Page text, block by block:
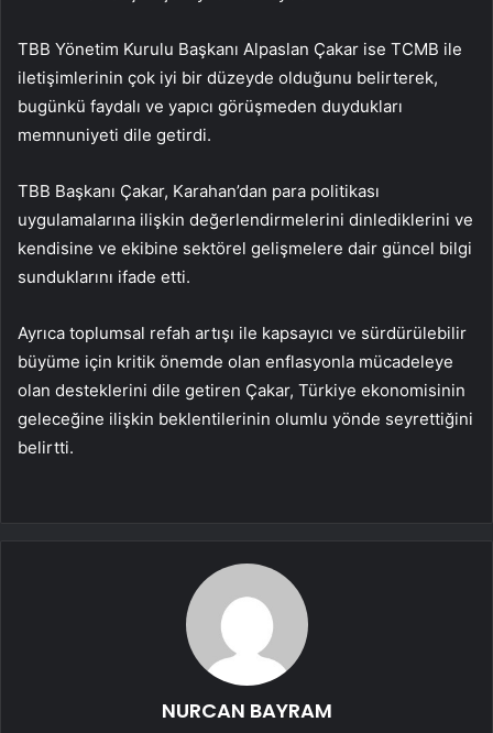
TBB Yönetim Kurulu Başkanı Alpaslan Çakar ise TCMB ile
iletişimlerinin çok iyi bir düzeyde olduğunu belirterek,
bugünkü faydalı ve yapıcı görüşmeden duydukları
memnuniyeti dile getirdi.
TBB Başkanı Çakar, Karahan’dan para politikası
uygulamalarına ilişkin değerlendirmelerini dinlediklerini ve
kendisine ve ekibine sektörel gelişmelere dair güncel bilgi
sunduklarını ifade etti.
Ayrıca toplumsal refah artışı ile kapsayıcı ve sürdürülebilir
büyüme için kritik önemde olan enflasyonla mücadeleye
olan desteklerini dile getiren Çakar, Türkiye ekonomisinin
geleceğine ilişkin beklentilerinin olumlu yönde seyrettiğini
belirtti.
NURCAN BAYRAM